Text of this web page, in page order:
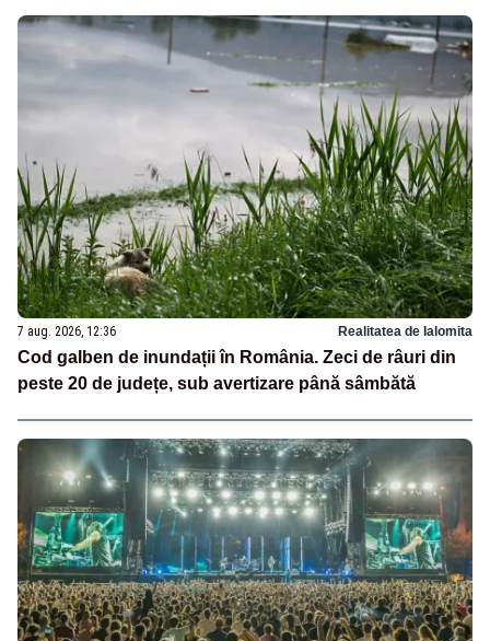
7 aug. 2026, 12:36 Realitatea de Ialomita
Cod galben de inundații în România. Zeci de râuri din
peste 20 de județe, sub avertizare până sâmbătă